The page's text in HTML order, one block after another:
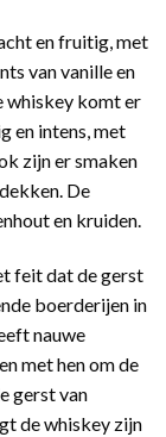
en fruitig, met
van vanille en
whiskey komt er
en intens, met
zijn er smaken
De
en kruiden.
feit dat de gerst
boerderijen in
nauwe
met hen om de
gerst van
de whiskey zijn